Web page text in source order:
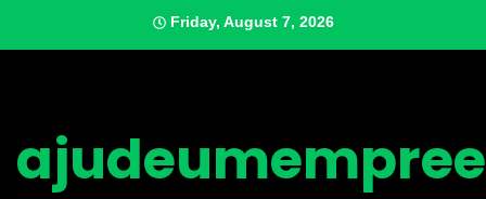
content
Friday, August 7, 2026